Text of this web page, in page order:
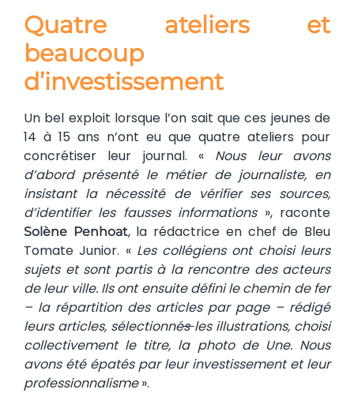
Quatre ateliers et
beaucoup
d’investissement
Un bel exploit lorsque l’on sait que ces jeunes de
14 à 15 ans n’ont eu que quatre ateliers pour
concrétiser leur journal. « Nous leur avons
d’abord présenté le métier de journaliste, en
insistant la nécessité de vérifier ses sources,
d’identifier les fausses informations», raconte
Solène Penhoat, la rédactrice en chef de Bleu
Tomate Junior. « Les collégiens ont choisi leurs
sujets et sont partis à la rencontre des acteurs
de leur ville. Ils ont ensuite défini le chemin de fer
– la répartition des articles par page – rédigé
leurs articles, sélectionnésles illustrations, choisi
collectivement le titre, la photo de Une. Nous
avons été épatés par leur investissement et leur
professionnalisme».